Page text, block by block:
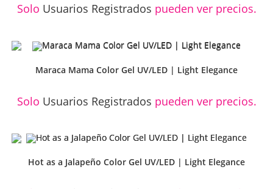
Solo Usuarios Registrados pueden ver precios.
Maraca Mama Color Gel UV/LED | Light Elegance
Solo Usuarios Registrados pueden ver precios.
Hot as a Jalapeño Color Gel UV/LED | Light Elegance